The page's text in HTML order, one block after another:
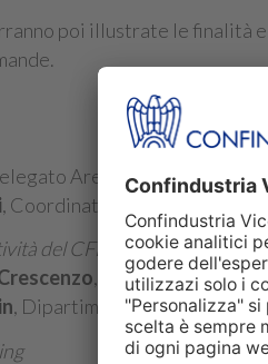
poi illustrate le finalità
Area Credito e
, Coordinatore progetto
del CFLab
, Dipartimento
, Dipartimento Scienze